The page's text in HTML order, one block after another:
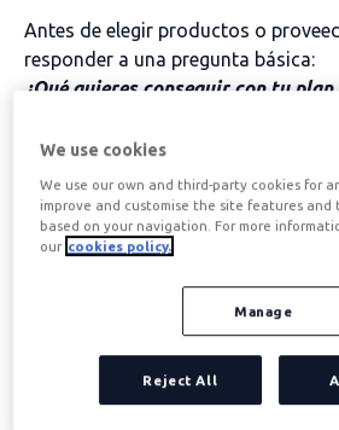
Antes de elegir productos o
responder a una pregunta básica:
¿Qué quieres conseguir con tu
Algunos objetivos habituales en
Mejorar la atracción y
Incrementar la satisfacción
los trabajadores
Ofrecer beneficios sin
fiscalidadtanto
como para la plantilla
We use cookies
We use our own and third-party cookies for
improve and customise the site features
based on your navigation. For more
our cookies policy.
Manage
Reject All